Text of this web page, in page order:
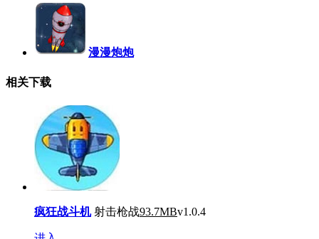
漫漫炮炮
相关下载
疯狂战斗机 射击枪战93.7MBv1.0.4